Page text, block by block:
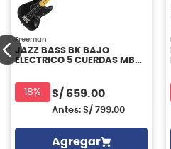
Freeman
JAZZ BASS BK BAJO
ELECTRICO 5 CUERDAS MBB
18% S/ 659.00
Antes: S/ 799.00
Agregar